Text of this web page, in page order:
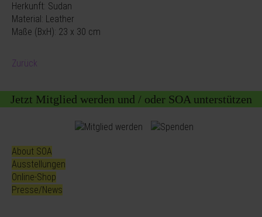
Herkunft: Sudan
Material: Leather
Maße (BxH): 23 x 30 cm
Zurück
Jetzt Mitglied werden und / oder SOA unterstützen
About SOA
Ausstellungen
Online-Shop
Presse/News